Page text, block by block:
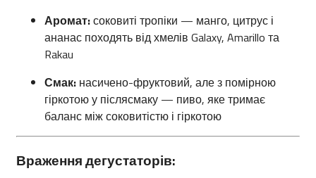
Аромат:соковиті тропіки — манго, цитрус і
ананас походять від хмелів Galaxy, Amarillo та
Rakau
Смак: насичено-фруктовий, але з помірною
гіркотою у післясмаку — пиво, яке тримає
баланс між соковитістю і гіркотою
Враження дегустаторів: